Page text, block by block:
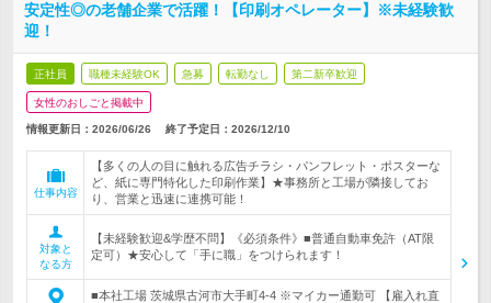
安定性◎の老舗企業で活躍！【印刷オペレーター】※未経験歓
迎！
正社員 職種未経験OK 急募 転勤なし 第二新卒歓迎
女性のおしごと掲載中
情報更新日：2026/06/26 終了予定日： 2026/12/10
仕事内容
【多くの人の目に触れる広告チラシ・パンフレット・ポスターな
ど、紙に専門特化した印刷作業】★事務所と工場が隣接してお
り、営業と迅速に連携可能！
対象と
なる方
【未経験歓迎&学歴不問】《必須条件》■普通自動車免許（AT限
定可）★安心して「手に職」をつけられます！
■本社工場 茨城県古河市大手町4-4 ※マイカー通勤可 【雇入れ直